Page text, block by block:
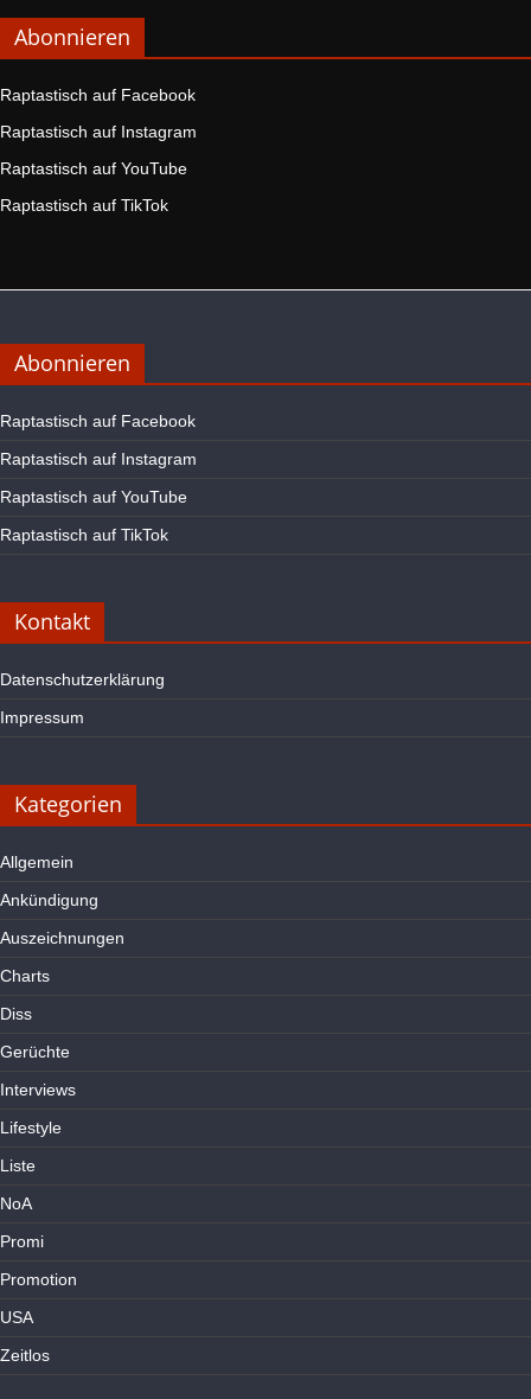
Abonnieren
Raptastisch auf Facebook
Raptastisch auf Instagram
Raptastisch auf YouTube
Raptastisch auf TikTok
Abonnieren
Raptastisch auf Facebook
Raptastisch auf Instagram
Raptastisch auf YouTube
Raptastisch auf TikTok
Kontakt
Datenschutzerklärung
Impressum
Kategorien
Allgemein
Ankündigung
Auszeichnungen
Charts
Diss
Gerüchte
Interviews
Lifestyle
Liste
NoA
Promi
Promotion
USA
Zeitlos